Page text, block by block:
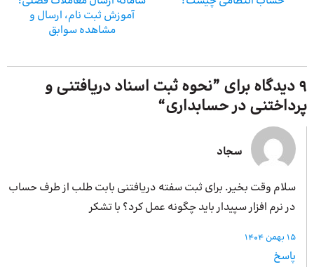
آموزش ثبت نام، ارسال و
مشاهده سوابق
9 دیدگاه برای ”
نحوه ثبت‌ اسناد دریافتنی و
پرداختنی در حسابداری“
سجاد
سلام وقت بخیر. برای ثبت سفته دریافتنی بابت طلب از طرف حساب
در نرم افزار سپیدار باید چگونه عمل کرد؟ با تشکر
15 بهمن 1404
پاسخ